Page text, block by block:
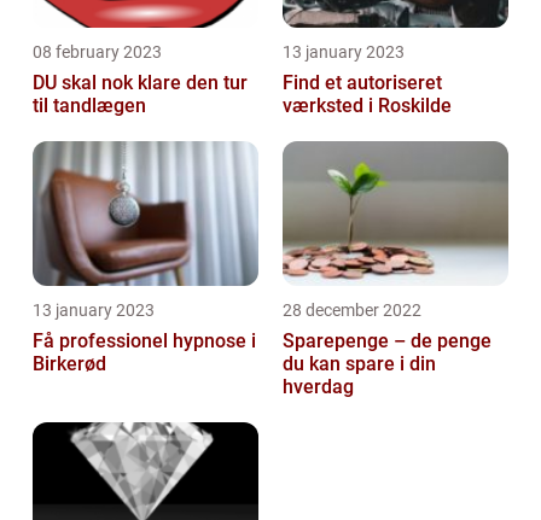
08 february 2023
DU skal nok klare den tur
til tandlægen
13 january 2023
Find et autoriseret
værksted i Roskilde
13 january 2023
Få professionel hypnose i
Birkerød
28 december 2022
Sparepenge – de penge
du kan spare i din
hverdag